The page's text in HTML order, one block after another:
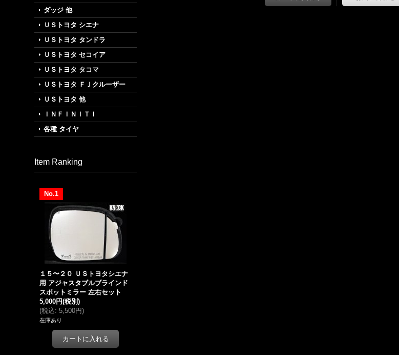
ダッジ 他
ＵＳトヨタ シエナ
ＵＳトヨタ タンドラ
ＵＳトヨタ セコイア
ＵＳトヨタ タコマ
ＵＳトヨタ ＦＪクルーザー
ＵＳトヨタ 他
ＩＮＦＩＮＩＴＩ
各種 タイヤ
Item Ranking
No.1
１５〜２０ ＵＳトヨタシエナ
用 アジャスタブルブラインド
スポットミラー 左右セット
5,000円(税別)
(税込: 5,500円)
在庫あり